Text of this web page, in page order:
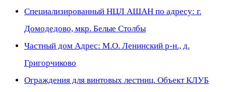
Специализированный НЦЛ АШАН по адресу: г.
Домодедово, мкр. Белые Столбы
Частный дом Адрес: М.О. Ленинский р-н., д.
Григорчиково
Ограждения для винтовых лестниц. Объект КЛУБ